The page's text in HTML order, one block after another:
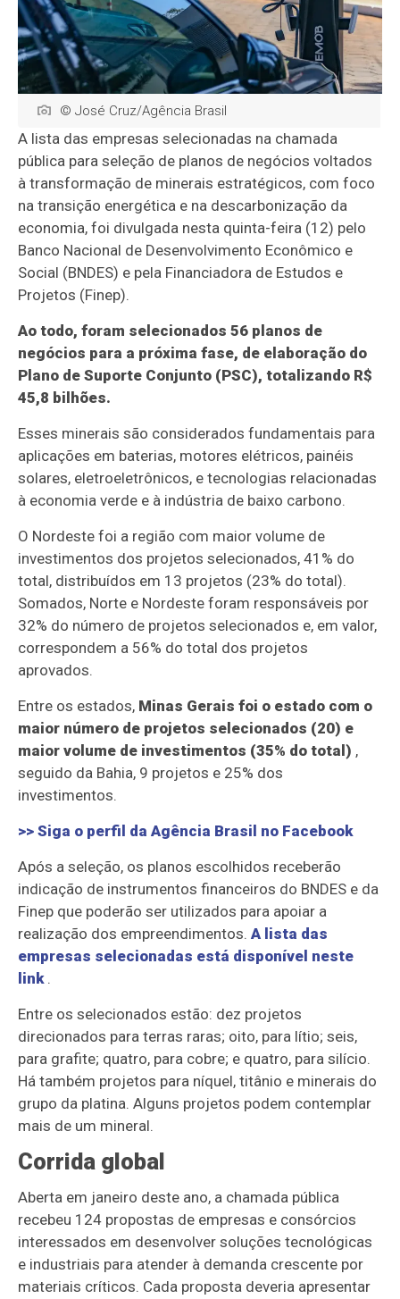
© José Cruz/Agência Brasil
A lista das empresas selecionadas na chamada
pública para seleção de planos de negócios voltados
à transformação de minerais estratégicos, com foco
na transição energética e na descarbonização da
economia, foi divulgada nesta quinta-feira (12) pelo
Banco Nacional de Desenvolvimento Econômico e
Social (BNDES) e pela Financiadora de Estudos e
Projetos (Finep).
Ao todo, foram selecionados 56 planos de
negócios para a próxima fase, de elaboração do
Plano de Suporte Conjunto (PSC), totalizando R$
45,8 bilhões.
Esses minerais são considerados fundamentais para
aplicações em baterias, motores elétricos, painéis
solares, eletroeletrônicos, e tecnologias relacionadas
à economia verde e à indústria de baixo carbono.
O Nordeste foi a região com maior volume de
investimentos dos projetos selecionados, 41% do
total, distribuídos em 13 projetos (23% do total).
Somados, Norte e Nordeste foram responsáveis por
32% do número de projetos selecionados e, em valor,
correspondem a 56% do total dos projetos
aprovados.
Entre os estados, Minas Gerais foi o estado com o
maior número de projetos selecionados (20) e
maior volume de investimentos (35% do total) ,
seguido da Bahia, 9 projetos e 25% dos
investimentos.
>> Siga o perfil daAgência Brasil no Facebook
Após a seleção, os planos escolhidos receberão
indicação de instrumentos financeiros do BNDES e da
Finep que poderão ser utilizados para apoiar a
realização dos empreendimentos.A lista das
empresas selecionadas está disponível neste
link.
Entre os selecionados estão: dez projetos
direcionados para terras raras; oito, para lítio; seis,
para grafite; quatro, para cobre; e quatro, para silício.
Há também projetos para níquel, titânio e minerais do
grupo da platina. Alguns projetos podem contemplar
mais de um mineral.
Corrida global
Aberta em janeiro deste ano, a chamada pública
recebeu 124 propostas de empresas e consórcios
interessados em desenvolver soluções tecnológicas
e industriais para atender à demanda crescente por
materiais críticos. Cada proposta deveria apresentar